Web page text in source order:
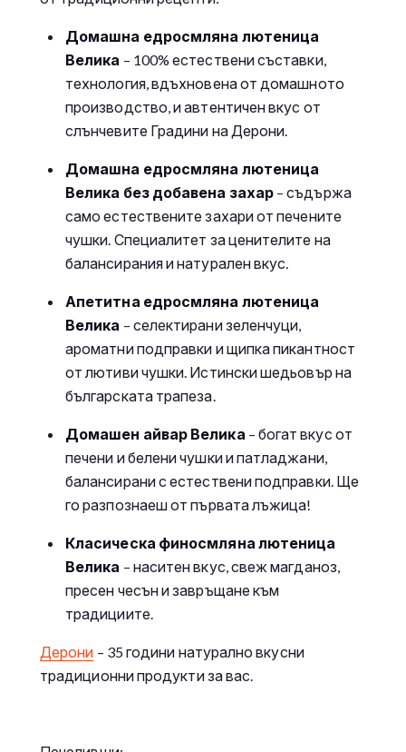
Домашна едросмляна лютеница
Велика – 100% естествени съставки,
технология, вдъхновена от домашното
производство, и автентичен вкус от
слънчевите Градини на Дерони.
Домашна едросмляна лютеница
Велика без добавена захар– съдържа
само естествените захари от печените
чушки. Специалитет за ценителите на
балансирания и натурален вкус.
Апетитна едросмляна лютеница
Велика – селектирани зеленчуци,
ароматни подправки и щипка пикантност
от лютиви чушки. Истински шедьовър на
българската трапеза.
Домашен айвар Велика – богат вкус от
печени и белени чушки и патладжани,
балансирани с естествени подправки. Ще
го разпознаеш от първата лъжица!
Класическа финосмляна лютеница
Велика – наситен вкус, свеж магданоз,
пресен чесън и завръщане към
традициите.
Дерони – 35 години натурално вкусни
традиционни продукти за вас.